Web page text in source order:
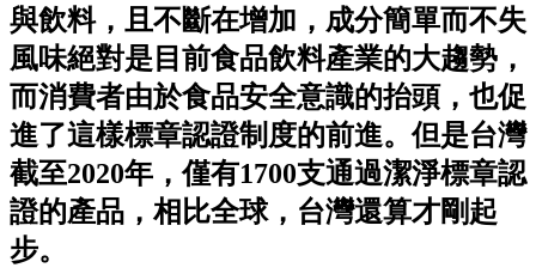
與飲料，且不斷在增加，成分簡單而不失
風味絕對是目前食品飲料產業的大趨勢，
而消費者由於食品安全意識的抬頭，也促
進了這樣標章認證制度的前進。但是台灣
截至2020年，僅有1700支通過潔淨標章認
證的產品，相比全球，台灣還算才剛起
步。